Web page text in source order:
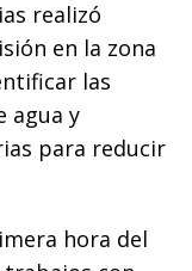
realizó
en la zona
las
agua y
para reducir
hora del